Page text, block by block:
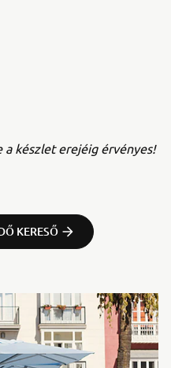
a készlet erejéig érvényes!
KERESŐ